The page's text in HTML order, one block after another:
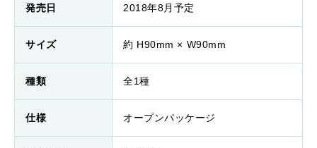
発売日 2018年8月予定
サイズ 約 H90mm × W90mm
種類 全1種
仕様 オープンパッケージ